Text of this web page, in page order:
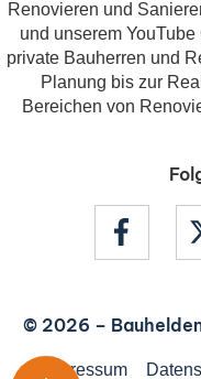
Renovieren und
und unserem
private Bauherren und
Planung bis zur
Bereichen von
© 2026 –
Impressum